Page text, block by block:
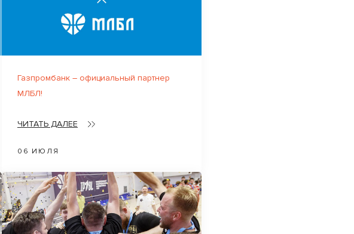
Газпромбанк – официальный партнер
МЛБЛ!
ЧИТАТЬ ДАЛЕЕ
06 ИЮЛЯ